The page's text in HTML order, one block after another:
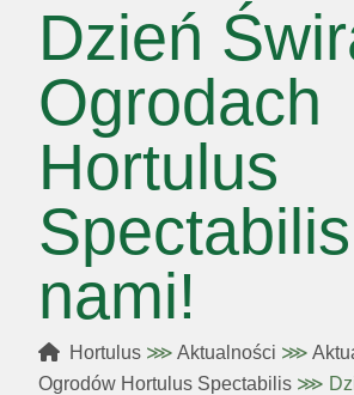
Dzień
Ogrodach
Hortulus
nami!
Hortulus ⋙ Aktualności ⋙
Ogrodów Hortulus Spectabilis ⋙